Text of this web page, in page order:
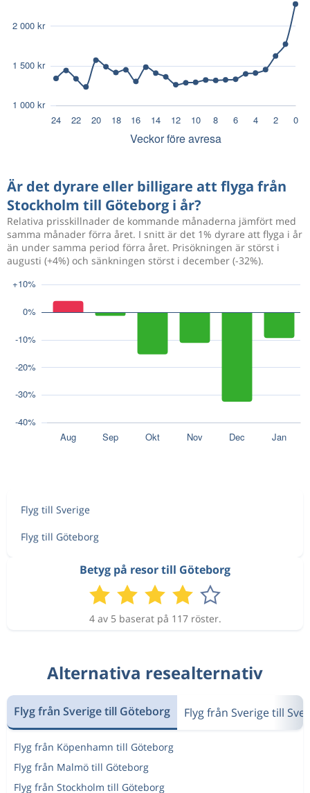
Är det dyrare eller billigare att flyga från
Stockholm till Göteborg i år?
Relativa prisskillnader de kommande månaderna jämfört med
samma månader förra året. I snitt är det 1% dyrare att flyga i år
än under samma period förra året. Prisökningen är störst i
augusti (+4%) och sänkningen störst i december (-32%).
Flyg till Sverige
Flyg till Göteborg
Betyg på resor till Göteborg
4 av 5 baserat på 117 röster.
Alternativa resealternativ
Flyg från Sverige till Göteborg Flyg från Sverige till
Flyg från Köpenhamn till Göteborg
Flyg från Malmö till Göteborg
Flyg från Stockholm till Göteborg